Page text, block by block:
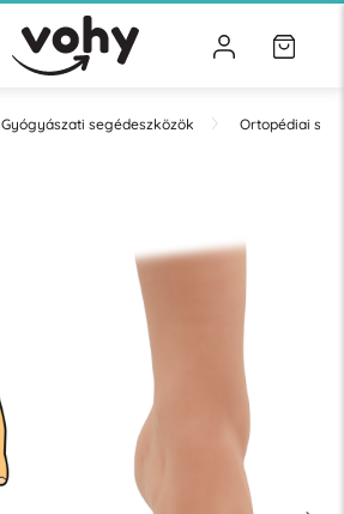
Gyógyászati segédeszközök Ortopédiai